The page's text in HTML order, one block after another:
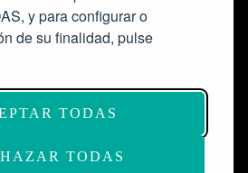
y para configurar o
de su finalidad, pulse
TODAS
TODAS
infraestructuras y digitalización del
Madrid como espacio escénico-musical.